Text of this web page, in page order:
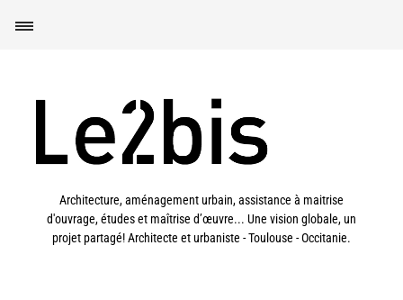
Architecture, aménagement urbain, assistance à maitrise
d'ouvrage, études et maîtrise d’œuvre... Une vision globale, un
projet partagé! Architecte et urbaniste - Toulouse - Occitanie.